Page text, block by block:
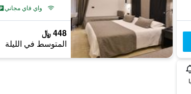
واي فاي مجاني
448 ﷼
المتوسط في الليلة